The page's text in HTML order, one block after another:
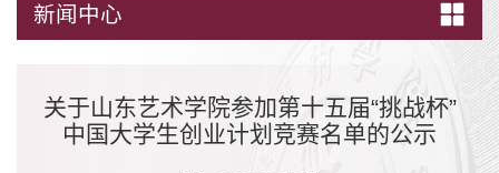
新闻中心
关于山东艺术学院参加第十五届“挑战杯”
中国大学生创业计划竞赛名单的公示